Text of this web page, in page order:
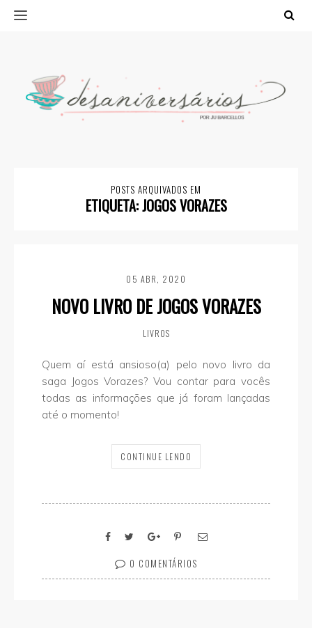
POSTS ARQUIVADOS EM
ETIQUETA:JOGOS VORAZES
05 ABR, 2020
NOVO LIVRO DE JOGOS VORAZES
LIVROS
Quem aí está ansioso(a) pelo novo livro da
saga Jogos Vorazes? Vou contar para vocês
todas as informações que já foram lançadas
até o momento!
CONTINUE LENDO
0 COMENTÁRIOS